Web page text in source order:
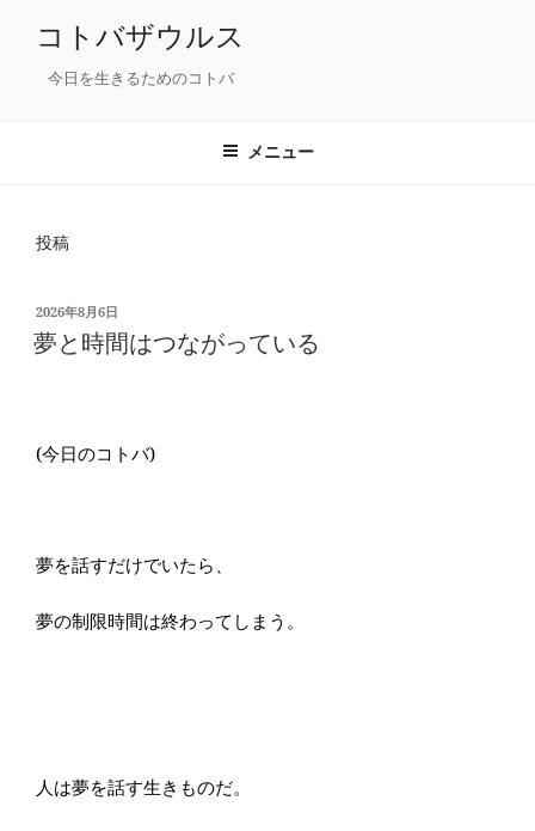
コトバザウルス
今日を生きるためのコトバ
メニュー
投稿
投
稿
日:
2026年8月6日
夢と時間はつながっている
(今日のコトバ)
夢を話すだけでいたら、
夢の制限時間は終わってしまう。
人は夢を話す生きものだ。